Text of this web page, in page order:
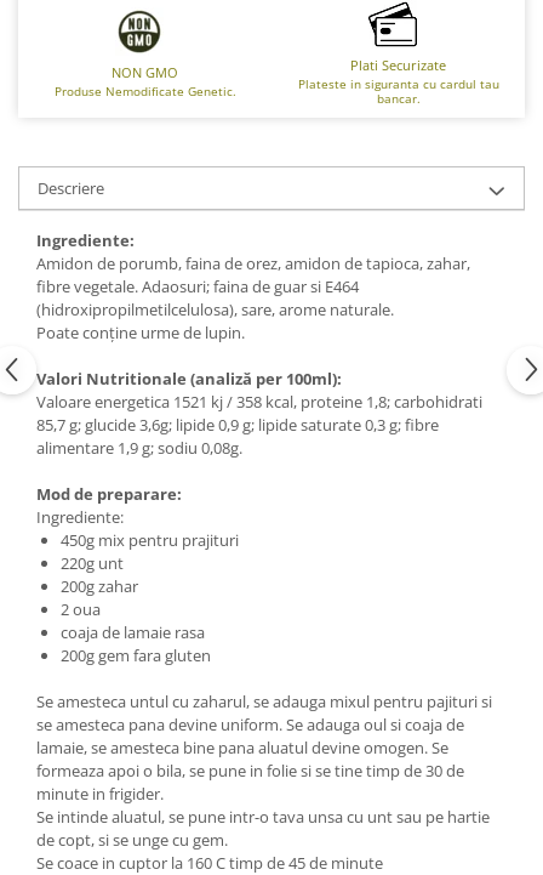
NON GMO
Produse Nemodificate Genetic.
Plati Securizate
Plateste in siguranta cu cardul tau
bancar.
Descriere
Ingrediente:
Amidon de porumb, faina de orez, amidon de tapioca, zahar,
fibre vegetale. Adaosuri; faina de guar si E464
(hidroxipropilmetilcelulosa), sare, arome naturale.
Poate conţine urme de lupin.
Valori Nutritionale (analiză per 100ml):
Valoare energetica 1521 kj / 358 kcal, proteine 1,8; carbohidrati
85,7 g; glucide 3,6g; lipide 0,9 g; lipide saturate 0,3 g; fibre
alimentare 1,9 g; sodiu 0,08g.
Mod de preparare:
Ingrediente:
450g mix pentru prajituri
220g unt
200g zahar
2 oua
coaja de lamaie rasa
200g gem fara gluten
Se amesteca untul cu zaharul, se adauga mixul pentru pajituri si
se amesteca pana devine uniform. Se adauga oul si coaja de
lamaie, se amesteca bine pana aluatul devine omogen. Se
formeaza apoi o bila, se pune in folie si se tine timp de 30 de
minute in frigider.
Se intinde aluatul, se pune intr-o tava unsa cu unt sau pe hartie
de copt, si se unge cu gem.
Se coace in cuptor la 160 C timp de 45 de minute